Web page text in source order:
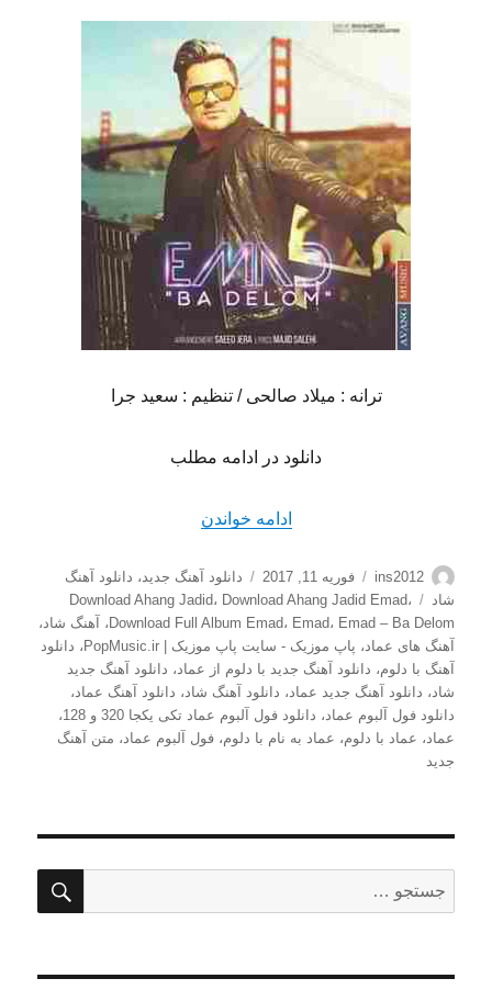
ترانه : میلاد صالحی / تنظیم : سعید جرا
دانلود در ادامه مطلب
ادامه خواندن
نویسنده
ins2012
ارسال
شده
در
فوریه 11, 2017 دسته‌ها
دانلود آهنگ جدید، دانلود آهنگ
شاد
برچسب‌ها Download Ahang Jadid، Download Ahang Jadid Emad،
Download Full Album Emad، Emad، Emad – Ba Delom ، آهنگ شاد،
آهنگ های عماد، پاپ موزیک - سایت پاپ موزیک | PopMusic.ir ، دانلود
آهنگ با دلوم، دانلود آهنگ جدید با دلوم از عماد، دانلود آهنگ جدید
شاد، دانلود آهنگ جدید عماد، دانلود آهنگ شاد، دانلود آهنگ عماد،
دانلود فول آلبوم عماد، دانلود فول آلبوم عماد تکی یکجا 320 و 128
،
عماد، عماد با دلوم، عماد به نام با دلوم،فول آلبوم عماد، متن آهنگ
جدید
برای: